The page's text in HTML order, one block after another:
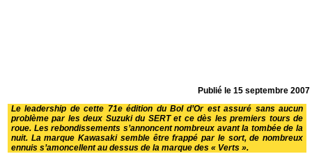
Publié le15 septembre 2007
Le leadership de cette 71e édition du Bol d’Or est assuré sans aucun
problème par les deux Suzuki du SERT et ce dès les premiers tours de
roue. Les rebondissements s’annoncent nombreux avant la tombée de la
nuit. La marque Kawasaki semble être frappé par le sort, de nombreux
ennuis s’amoncellent au dessus de la marque des « Verts ».